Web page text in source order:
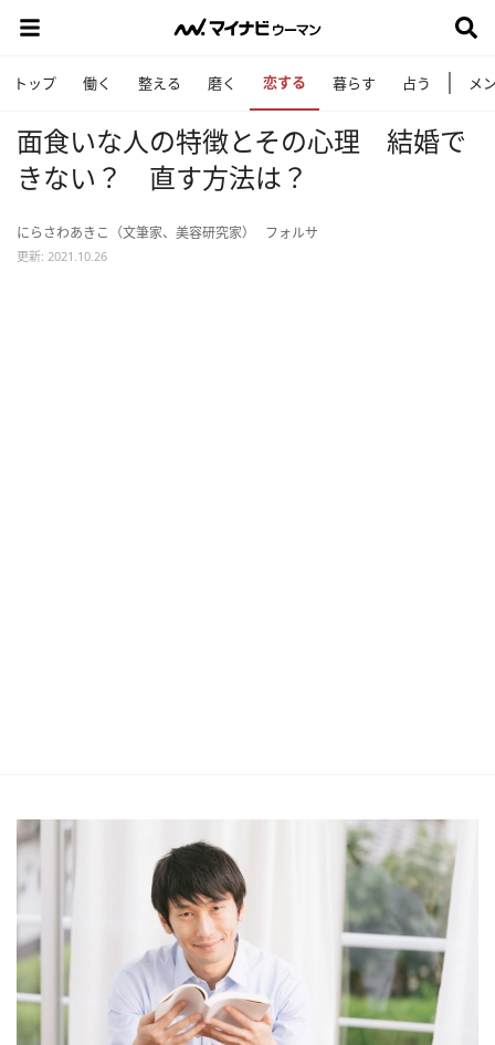
トップ 働く 整える 磨く 恋する 暮らす 占う メ
面食いな人の特徴とその心理 結婚で
きない？ 直す方法は？
にらさわあきこ（文筆家、美容研究家） フォルサ
更新: 2021.10.26